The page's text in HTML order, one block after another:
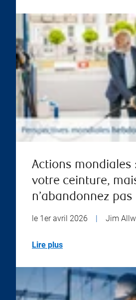
Actions mondiales
votre ceinture,
n’abandonnez pas
le 1er avril 2026 Jim
Lire plus